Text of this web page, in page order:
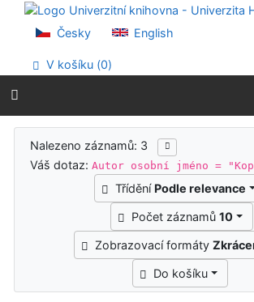
Přejít na obsah
Přejít na menu
Prohlášení o webové přístupnosti
Česky English
V košíku (0)
Výsledky vyhledávání
Nalezeno záznamů: 3
Váš dotaz:Autor osobní jméno =
Třídění Podle relevance
Počet záznamů 10
Zobrazovací formáty
Do košíku